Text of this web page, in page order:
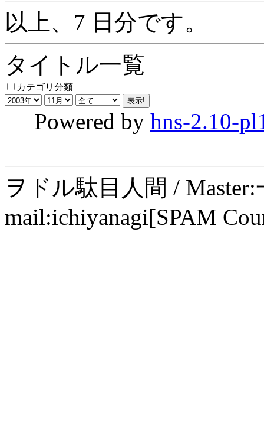
以上、7 日分です。
タイトル一覧
カテゴリ分類
Powered by hns-2.10-
ヲドル駄目人間 /
mail:ichiyanagi[SPAM